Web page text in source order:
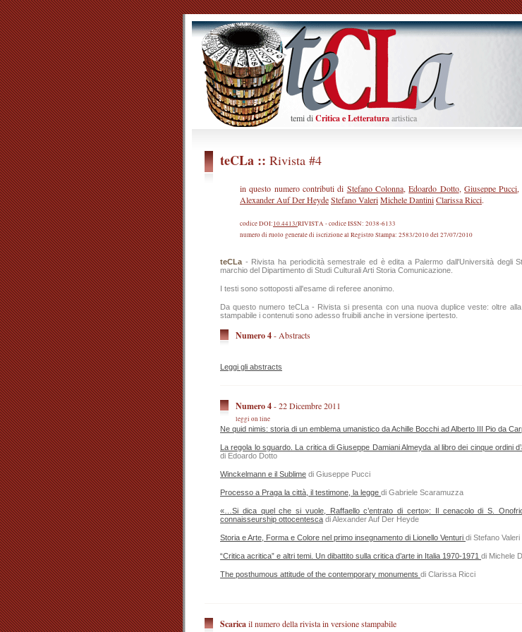
temi diCriticaeLetteraturaartistica
teCLa :: Rivista #4
in questo numero contributi di Stefano Colonna,Edoardo Dotto,Giuseppe Pucci,
Alexander Auf Der HeydeStefano ValeriMichele DantiniClarissa Ricci.
codice DOI:10.4413/RIVISTA - codice ISSN: 2038-6133
numero di ruolo generale di iscrizione al Registro Stampa: 2583/2010 del 27/07/2010
teCLa - Rivista ha periodicità semestrale ed è edita a Palermo dall'Università degli
marchio del Dipartimento di Studi Culturali Arti Storia Comunicazione.
I testi sono sottoposti all'esame di referee anonimo.
Da questo numero teCLa - Rivista si presenta con una nuova duplice veste: oltre
stampabile i contenuti sono adesso fruibili anche in versione ipertesto.
Numero 4- Abstracts
Leggi gli abstracts
Numero 4- 22 Dicembre 2011
leggi on line
Ne quid nimis: storia di un emblema umanistico da Achille Bocchi ad Alberto III Pio da
La regola lo sguardo. La critica di Giuseppe Damiani Almeyda al libro dei cinque ordini
di Edoardo Dotto
Winckelmann e il Sublime di Giuseppe Pucci
Processo a Praga la città, il testimone, la legge di Gabriele Scaramuzza
«…Si dica quel che si vuole, Raffaello c’entrato di certo»: Il cenacolo di S.
connaisseurship ottocentesca di Alexander Auf Der Heyde
Storia e Arte, Forma e Colore nel primo insegnamento di Lionello Venturi di Stefano Valeri
“Critica acritica” e altri temi. Un dibattito sulla critica d’arte in Italia 1970-1971 di Michele
The posthumous attitude of the contemporary monuments di Clarissa Ricci
Scaricail numero della rivista in versione stampabile